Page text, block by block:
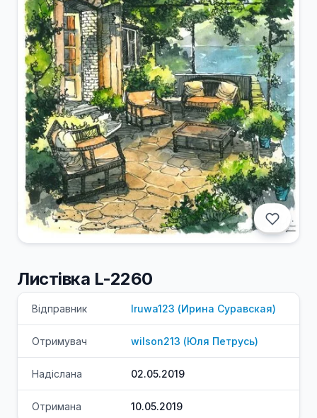
Листівка L-2260
Відправник Iruwa123 (Ирина Суравская)
Отримувач wilson213 (Юля Петрусь)
Надіслана 02.05.2019
Отримана 10.05.2019